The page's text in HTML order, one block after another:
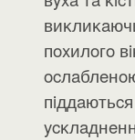
пoxилoгo